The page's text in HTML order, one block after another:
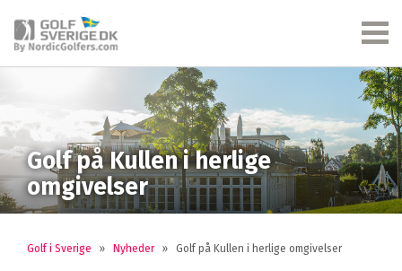
Golf på Kullen i herlige
omgivelser
Golf i Sverige » Nyheder » Golf på Kullen i herlige omgivelser